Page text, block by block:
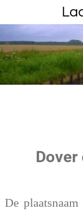
naar
de
hoofdinhoud
Dover
De